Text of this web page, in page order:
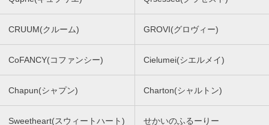
CRUUM(クルーム) GROVI(グロヴィー)
CoFANCY(コファンシー) Cielumei(シエルメイ)
Chapun(シャプン) Charton(シャルトン)
Sweetheart(スウィートハート) せかいのふるーりー